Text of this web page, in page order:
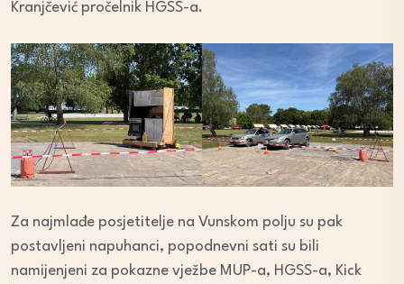
Kranjčević pročelnik HGSS-a.
Za najmlađe posjetitelje na Vunskom polju su pak
postavljeni napuhanci, popodnevni sati su bili
namijenjeni za pokazne vježbe MUP-a, HGSS-a, Kick